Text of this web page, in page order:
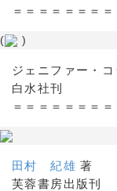
＝＝＝＝＝＝＝＝
( )
ジェニファー・
白水社刊
＝＝＝＝＝＝＝＝
田村 紀雄 著
芙蓉書房出版刊